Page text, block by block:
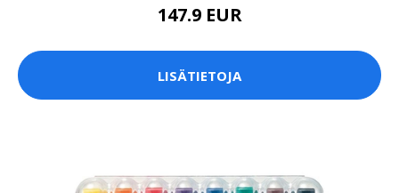
147.9 EUR
LISÄTIETOJA